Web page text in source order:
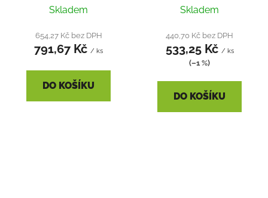
Skladem
654,27 Kč bez DPH
791,67 Kč / ks
DO KOŠÍKU
Skladem
440,70 Kč bez DPH
533,25 Kč / ks
(–1 %)
DO KOŠÍKU